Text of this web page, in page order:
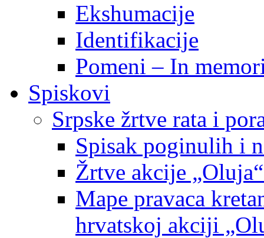
Ekshumacije
Identifikacije
Pomeni – In
Spiskovi
Srpske žrtve rata i
Spisak poginulih i
Žrtve akcije
Mape pravaca
hrvatskoj akciji